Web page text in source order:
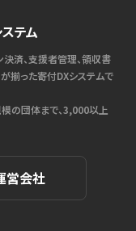
テム
決済、支援者管理、領収書
揃った寄付DXシステムで
の団体まで、3,000以上
営会社